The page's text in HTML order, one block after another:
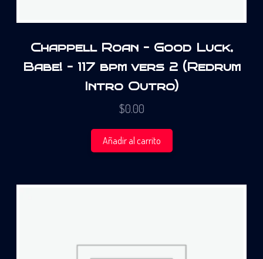
Chappell Roan – Good Luck,
Babe! – 117 bpm vers 2 (Redrum
Intro Outro)
$0.00
Añadir al carrito